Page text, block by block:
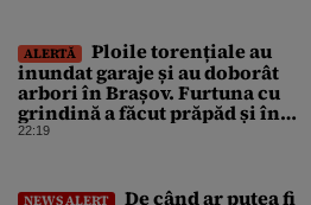
ALERTĂ
Ploile torențiale au
inundat garaje și au doborât
arbori în Brașov. Furtuna cu
grindină a făcut prăpăd și în
Bihor
22:19
NEWS ALERT De când ar putea fi